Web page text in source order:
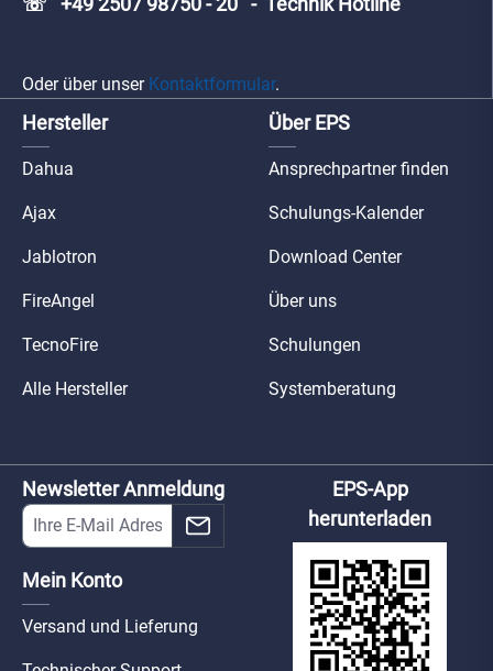
Oder über unser Kontaktformular.
Hersteller
Dahua
Ajax
Jablotron
FireAngel
TecnoFire
Alle Hersteller
Über EPS
Ansprechpartner finden
Schulungs-Kalender
Download Center
Über uns
Schulungen
Systemberatung
Newsletter Anmeldung
Mein Konto
Versand und Lieferung
EPS-App
herunterladen